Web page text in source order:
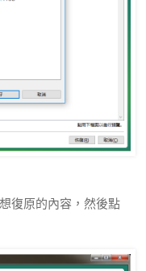
復原的內容，然後點